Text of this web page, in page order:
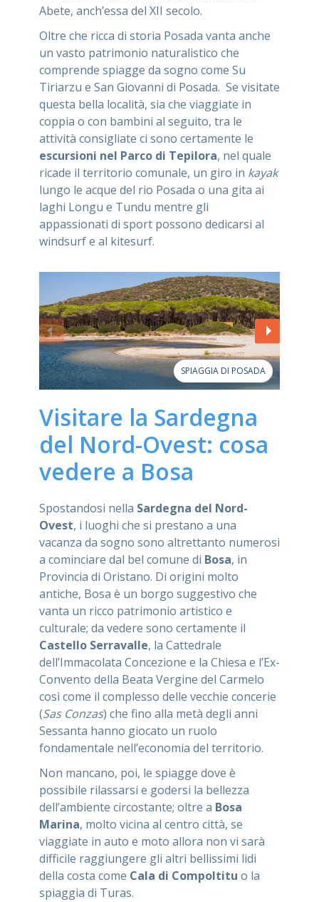
Abete, anch’essa del XII secolo.
Oltre che ricca di storia Posada vanta anche
un vasto patrimonio naturalistico che
comprende spiagge da sogno come Su
Tiriarzu e San Giovanni di Posada. Se visitate
questa bella località, sia che viaggiate in
coppia o con bambini al seguito, tra le
attività consigliate ci sono certamente le
escursioni nel Parco di Tepilora, nel quale
ricade il territorio comunale, un giro in kayak
lungo le acque del rio Posada o una gita ai
laghi Longu e Tundu mentre gli
appassionati di sport possono dedicarsi al
windsurf e al kitesurf.
SPIAGGIA DI POSADA
Visitare la Sardegna
del Nord-Ovest: cosa
vedere a Bosa
Spostandosi nella Sardegna del Nord-
Ovest, i luoghi che si prestano a una
vacanza da sogno sono altrettanto numerosi
a cominciare dal bel comune di Bosa, in
Provincia di Oristano. Di origini molto
antiche, Bosa è un borgo suggestivo che
vanta un ricco patrimonio artistico e
culturale; da vedere sono certamente il
Castello Serravalle, la Cattedrale
dell’Immacolata Concezione e la Chiesa e l’Ex-
Convento della Beata Vergine del Carmelo
così come il complesso delle vecchie concerie
(Sas Conzas) che fino alla metà degli anni
Sessanta hanno giocato un ruolo
fondamentale nell’economia del territorio.
Non mancano, poi, le spiagge dove è
possibile rilassarsi e godersi la bellezza
dell’ambiente circostante; oltre a Bosa
Marina, molto vicina al centro città, se
viaggiate in auto e moto allora non vi sarà
difficile raggiungere gli altri bellissimi lidi
della costa come Cala di Compoltitu o la
spiaggia di Turas.